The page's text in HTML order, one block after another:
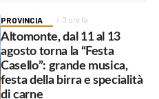
PROVINCIA 3 ore fa
Altomonte, dal 11 al 13
agosto torna la “Festa
Casello”: grande musica,
festa della birra e specialità
di carne